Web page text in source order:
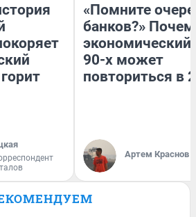
«Помните
банков?»
экономический
90-х может
повториться в
Артем Краснов